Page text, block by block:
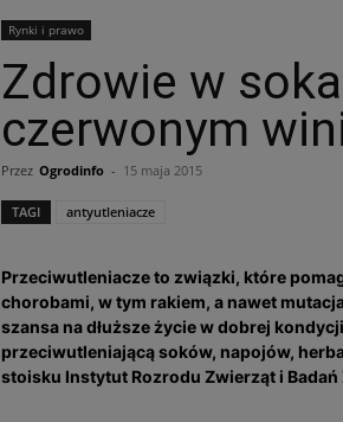
Rynki i prawo
Zdrowie w
czerwonym
Przez Ogrodinfo - 15 maja 2015
TAGI antyutleniacze
Przeciwutleniacze to związki, które
chorobami, w tym rakiem, a nawet
szansa na dłuższe życie w dobrej
przeciwutleniającą soków, napojów,
stoisku Instytut Rozrodu Zwierząt i Badań